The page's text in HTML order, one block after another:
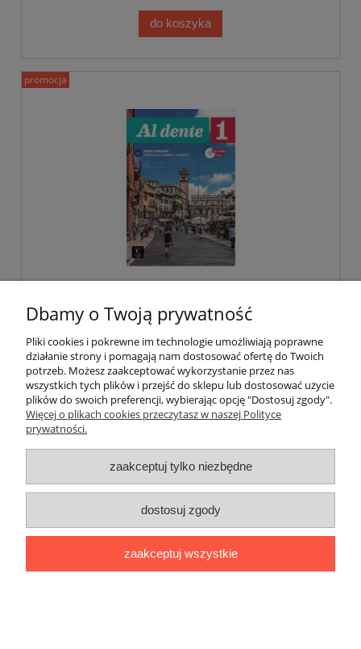
do koszyka
146,63 zł
Cena regularna: 154,35 zł
promocja
promocja
Dbamy o Twoją prywatność
Pliki cookies i pokrewne im technologie umożliwiają poprawne
działanie strony i pomagają nam dostosować ofertę do Twoich
potrzeb. Możesz zaakceptować wykorzystanie przez nas
wszystkich tych plików i przejść do sklepu lub dostosować użycie
plików do swoich preferencji, wybierając opcję "Dostosuj zgody".
Więcej o plikach cookies przeczytasz w naszej Polityce
prywatności.
zaakceptuj tylko niezbędne
dostosuj zgody
zaakceptuj wszystkie